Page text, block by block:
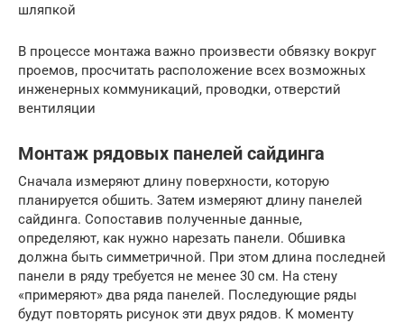
шляпкой
В процессе монтажа важно произвести обвязку вокруг
проемов, просчитать расположение всех возможных
инженерных коммуникаций, проводки, отверстий
вентиляции
Монтаж рядовых панелей сайдинга
Сначала измеряют длину поверхности, которую
планируется обшить. Затем измеряют длину панелей
сайдинга. Сопоставив полученные данные,
определяют, как нужно нарезать панели. Обшивка
должна быть симметричной. При этом длина последней
панели в ряду требуется не менее 30 см. На стену
«примеряют» два ряда панелей. Последующие ряды
будут повторять рисунок эти двух рядов. К моменту